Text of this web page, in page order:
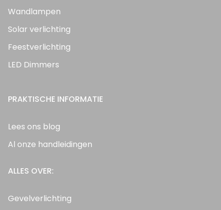
Wandlampen
Solar verlichting
Feestverlichting
LED Dimmers
PRAKTISCHE INFORMATIE
Lees ons blog
Al onze handleidingen
ALLES OVER:
Gevelverlichting